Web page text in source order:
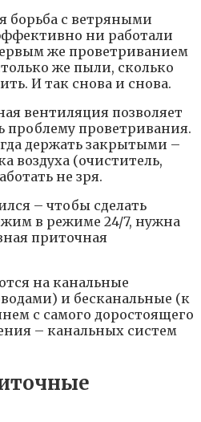
борьба с ветряными
ни работали
же проветриванием
же пыли, сколько
И так снова и снова.
вентиляция позволяет
проблему проветривания.
держать закрытыми –
воздуха (очиститель,
не зря.
– чтобы сделать
в режиме 24/7, нужна
приточная
на канальные
и бесканальные (к
с самого доростоящего
– канальных систем